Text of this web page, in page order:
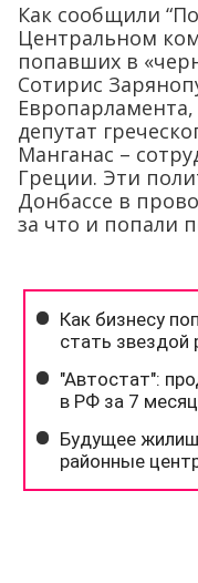
Как сообщили
Центральном
попавших в
Сотирис
депутат
Манганас –
Греции. Эти
Донбассе в
за что и попали